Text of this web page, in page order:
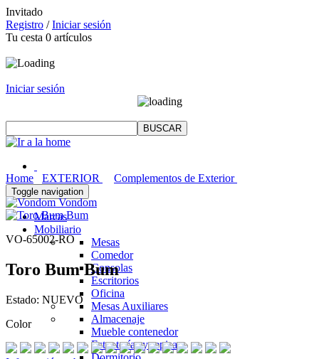
Invitado
Registro /Iniciar sesión
Tu cesta 0 artículos
Iniciar sesión
Toggle navigation
Marcas
Mobiliario
Mesas
Comedor
Consolas
Escritorios
Oficina
Mesas Auxiliares
Almacenaje
Mueble contenedor
Estanterías y repisas
Home EXTERIOR
Complementos de Exterior
Vondom
VO-65002-RO
Toro Bum Bum
Estado: NUEVO
Color